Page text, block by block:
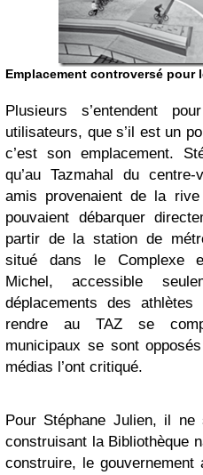
Emplacement controversé pour
Plusieurs s’entendent
utilisateurs, que s’il est un
c’est son emplacement.
qu’au Tazmahal du
amis provenaient de la
pouvaient débarquer
partir de la station de
situé dans le Complexe
Michel, accessible
déplacements des
rendre au TAZ se
municipaux se sont
médias l’ont critiqué.
Pour Stéphane Julien, il ne
construisant la Bibliothèque
construire, le